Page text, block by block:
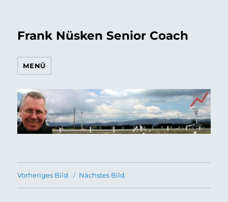
Frank Nüsken Senior Coach
MENÜ
Vorheriges Bild Nächstes Bild